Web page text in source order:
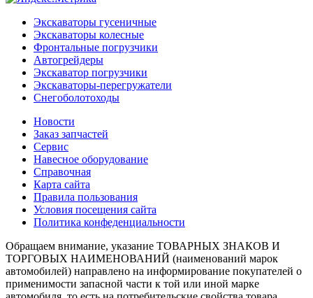
Экскаваторы гусеничные
Экскаваторы колесные
Фронтальные погрузчики
Автогрейдеры
Экскаватор погрузчики
Экскаваторы-перегружатели
Снегоболотоходы
Новости
Заказ запчастей
Сервис
Навесное оборудование
Справочная
Карта сайта
Правила пользования
Условия посещения сайта
Политика конфеденциальности
Обращаем внимание, указание ТОВАРНЫХ ЗНАКОВ И
ТОРГОВЫХ НАИМЕНОВАНИЙ (наименований марок
автомобилей) направлено на информирование покупателей о
применимости запасной части к той или иной марке